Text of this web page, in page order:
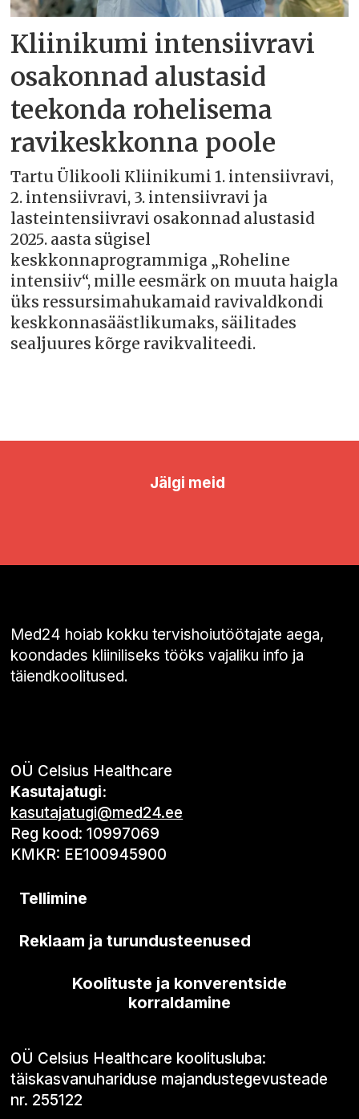
Kliinikumi intensiivravi
osakonnad alustasid
teekonda rohelisema
ravikeskkonna poole
Tartu Ülikooli Kliinikumi 1. intensiivravi,
2. intensiivravi, 3. intensiivravi ja
lasteintensiivravi osakonnad alustasid
2025. aasta sügisel
keskkonnaprogrammiga „Roheline
intensiiv“, mille eesmärk on muuta haigla
üks ressursimahukamaid ravivaldkondi
keskkonnasäästlikumaks, säilitades
sealjuures kõrge ravikvaliteedi.
Jälgi meid
Med24 hoiab kokku tervishoiutöötajate aega,
koondades kliiniliseks tööks vajaliku info ja
täiendkoolitused.
OÜ Celsius Healthcare
Kasutajatugi:
kasutajatugi@med24.ee
Reg kood: 10997069
KMKR: EE100945900
Tellimine
Reklaam ja turundusteenused
Koolituste ja konverentside
korraldamine
OÜ Celsius Healthcare koolitusluba:
täiskasvanuhariduse majandustegevusteade
nr. 255122